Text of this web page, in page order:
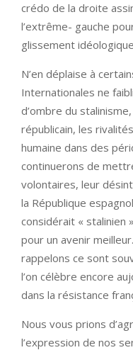
crédo de la droite
l’extrême- gauche
glissement
N’en déplaise à
Internationales ne
d’ombre du
républicain, les
humaine dans des
continuerons de
volontaires, leur
la République
considérait « stalinien
pour un avenir
rappelons ce sont
l’on célèbre encore
dans la résistance
Nous vous prions
l’expression de nos